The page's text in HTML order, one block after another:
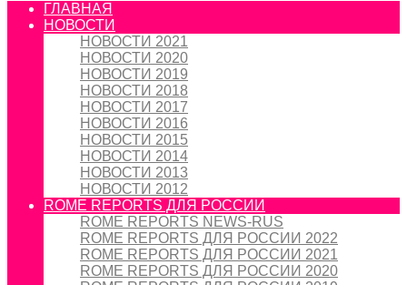
ГЛАВНАЯ
НОВОСТИ
НОВОСТИ 2021
НОВОСТИ 2020
НОВОСТИ 2019
НОВОСТИ 2018
НОВОСТИ 2017
НОВОСТИ 2016
НОВОСТИ 2015
НОВОСТИ 2014
НОВОСТИ 2013
НОВОСТИ 2012
ROME REPORTS ДЛЯ РОССИИ
ROME REPORTS NEWS-RUS
ROME REPORTS ДЛЯ РОССИИ 2022
ROME REPORTS ДЛЯ РОССИИ 2021
ROME REPORTS ДЛЯ РОССИИ 2020